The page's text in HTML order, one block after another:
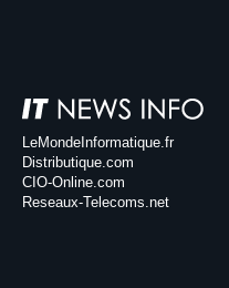
LeMondeInformatique.fr
Distributique.com
CIO-Online.com
Reseaux-Telecoms.net